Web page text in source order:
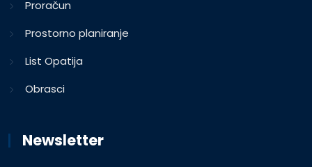
Proračun
Prostorno planiranje
List Opatija
Obrasci
Newsletter